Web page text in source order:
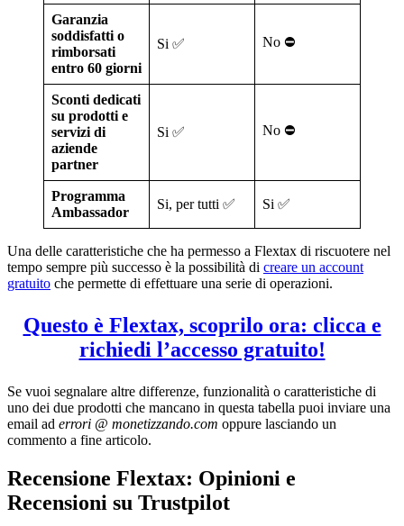
Garanzia
soddisfatti o
rimborsati
entro 60 giorni
Si ✅ No ⛔️
Sconti dedicati
su prodotti e
servizi di
aziende
partner
Si ✅ No ⛔️
Programma
Ambassador
Si, per tutti ✅ Si ✅
Una delle caratteristiche che ha permesso a Flextax di riscuotere nel
tempo sempre più successo è la possibilità di creare un account
gratuito che permette di effettuare una serie di operazioni.
Questo è Flextax, scoprilo ora: clicca e
richiedi l’accesso gratuito!
Se vuoi segnalare altre differenze, funzionalità o caratteristiche di
uno dei due prodotti che mancano in questa tabella puoi inviare una
email ad errori @ monetizzando.com oppure lasciando un
commento a fine articolo.
Recensione Flextax: Opinioni e
Recensioni su Trustpilot